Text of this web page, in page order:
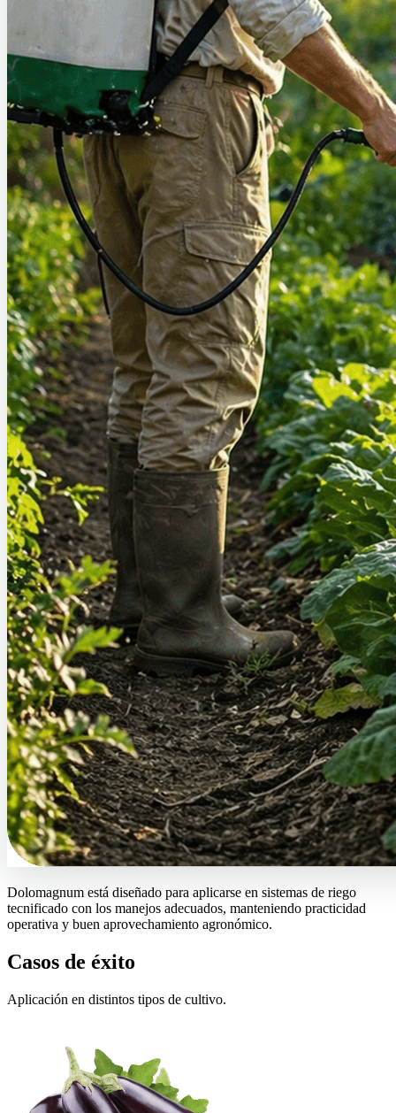
Dolomagnum está diseñado para aplicarse en sistemas de riego
tecnificado con los manejos adecuados, manteniendo practicidad
operativa y buen aprovechamiento agronómico.
Casos de éxito
Aplicación en distintos tipos de cultivo.